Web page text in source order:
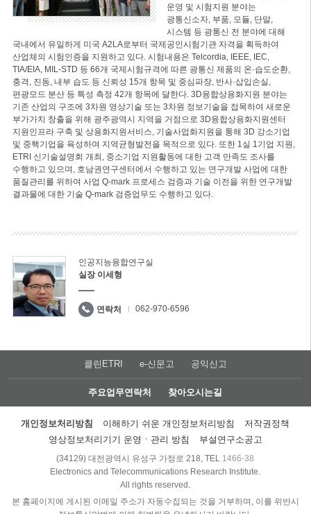
운영 및 시험지원 분야는
광통신소자, 부품, 모듈, 단말,
시스템 등 광통신 전 분야에 대해
국내에서 유일하게 미국 A2LA로부터 국제공인시험기관 자격을 획득하여
산업체의 시험인증을 지원하고 있다. 시험내용은 Telcordia, IEEE, IEC,
TIA/EIA, MIL-STD 등 66개 국제시험규격에 따른 광통신 제품의 온·습도순환,
충격, 진동, 내부 습도 등 신뢰성 15개 항목 및 중심파장, 반사·삽입손실,
편광모드 분산 등 특성 측정 42개 항목에 달한다. 3D융합상용화지원 분야는
기존 산업의 구조에 3차원 영상기술 또는 3차원 정보기술을 접목하여 새로운
부가가치 창출을 위해 광주광역시 지역을 거점으로 3D융합상용화지원센터
지원인프라 구축 및 상용화지원서비스, 기술사업화지원을 통해 3D 강소기업
및 중핵기업을 육성하여 지역균형발전을 목적으로 있다. 또한 1실 1기업 지원,
ETRI 신기술설명회 개최, 중소기업 지원활동에 대한 고객 만족도 조사를
수행하고 있으며, 호남권연구센터에서 수행하고 있는 연구개발 사업에 대한
품질관리를 위하여 사업 Q-mark 프로세스 검증과 기술 이전을 위한 연구개발
결과물에 대한 기술 Q-mark 검증업무도 수행하고 있다.
인공지능융합연구실
실장 이세형
연락처 062-970-6596
클린ETRI e-신문고 공익신고
주요업무연락처 찾아오시는길
개인정보처리방침 이해하기 쉬운 개인정보처리방침
저작권정책
영상정보처리기기 운영ㆍ관리 방침
부설연구소공고
(34129) 대전광역시 유성구 가정로 218, TEL 1466-38
Electronics and Telecommunications Research Institute.
All rights reserved.
본 홈페이지에 게시된 이메일 주소가 자동수집되는 것을 거부하며, 이를 위반시